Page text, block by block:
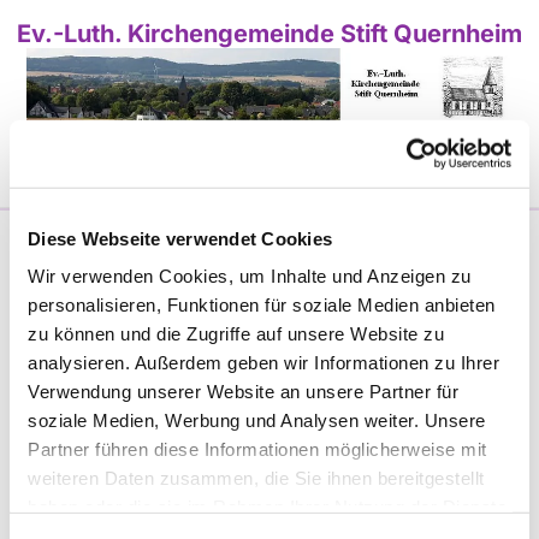
Diese Webseite verwendet Cookies
Wir verwenden Cookies, um Inhalte und Anzeigen zu
personalisieren, Funktionen für soziale Medien anbieten
zu können und die Zugriffe auf unsere Website zu
analysieren. Außerdem geben wir Informationen zu Ihrer
Verwendung unserer Website an unsere Partner für
soziale Medien, Werbung und Analysen weiter. Unsere
Partner führen diese Informationen möglicherweise mit
weiteren Daten zusammen, die Sie ihnen bereitgestellt
Ev.-Luth. Kirchengemeinde Stift Quernheim
In dem großen Engagement
unserer zahlreichen
Mitarbeiterinnen und
Mitarbeiter, in der Vielzahl
unserer Gruppen und Kreise
und im Segen Gottes, den
wir dadurch für unsere Gemeinde erreichen, spiegelt
sich der Reichtum unserer Gemeinde wieder.